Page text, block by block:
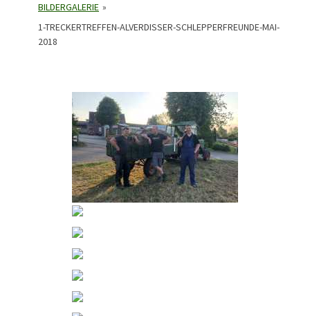
BILDERGALERIE »
1-TRECKERTREFFEN-ALVERDISSER-SCHLEPPERFREUNDE-MAI-
2018